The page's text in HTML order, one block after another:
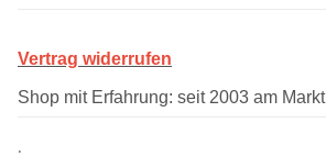
Vertrag widerrufen
Shop mit Erfahrung: seit 2003 am Markt
.